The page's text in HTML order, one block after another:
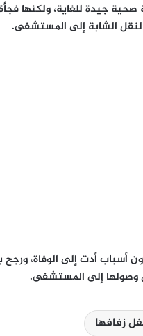
جيدة للغاية، ولكنها
لنقل الشابة إلى المستشفى.
أسباب أدت إلى الوفاة، ورجح
وصولها إلى المستشفى.
زفافها